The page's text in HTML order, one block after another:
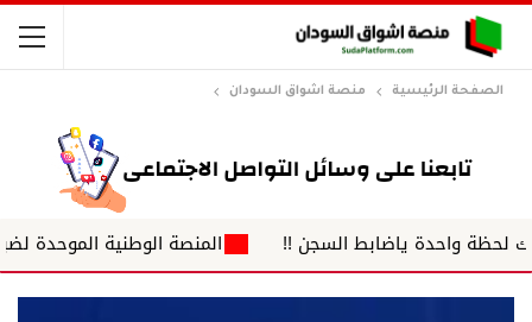
الصفحة الرئيسية منصة اشواق السودان
ياضابط السجن !! المنصة الوطنية الموحدة لضباط